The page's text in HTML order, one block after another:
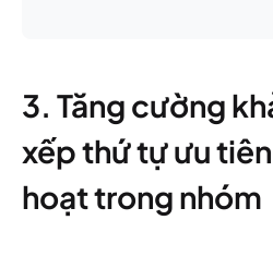
3. Tăng cường
xếp thứ tự ưu
hoạt trong nhóm